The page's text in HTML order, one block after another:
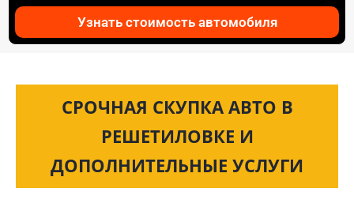
Узнать стоимость автомобиля
СРОЧНАЯ СКУПКА АВТО В
РЕШЕТИЛОВКЕ И
ДОПОЛНИТЕЛЬНЫЕ УСЛУГИ